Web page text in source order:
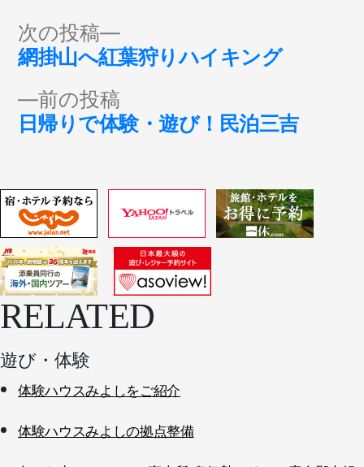
投
ナ
ゲ
ー
シ
ョ
ン
前の投稿
の
日帰りで体験・遊び！民泊三吉
次の投稿
次
の
網掛山へ紅葉狩りハイキング
RELATED
遊び・体験
体験ハウスみよしをご紹介
体験ハウスみよしの拠点整備